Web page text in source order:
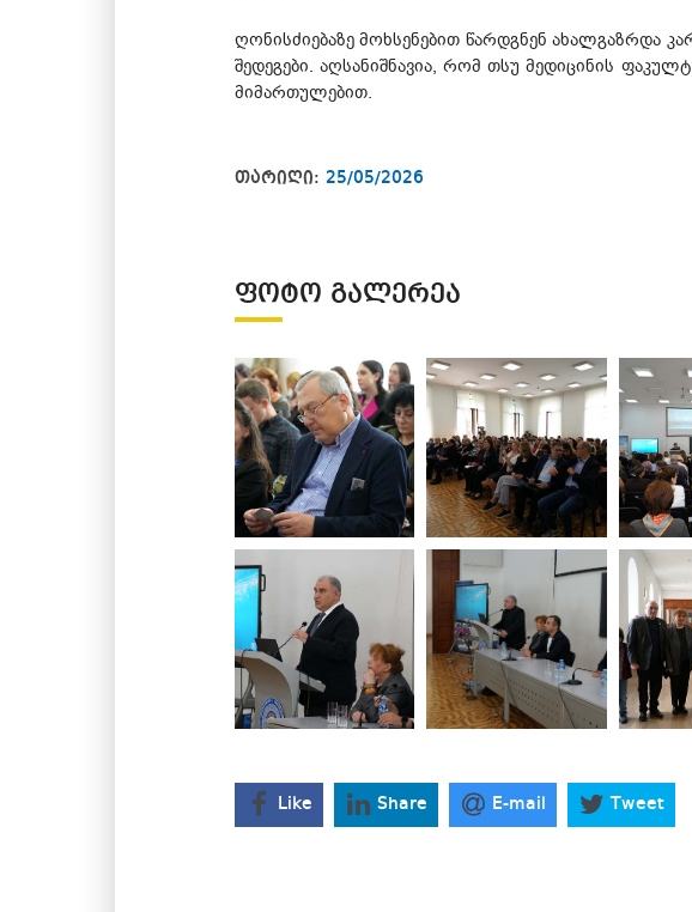
ღონისძიებაზე მოხსენებით წარდგნენ ახალგაზრდა
შედეგები. აღსანიშნავია, რომ თსუ მედიცინის
მიმართულებით.
თარიღი: 25/05/2026
ᲤᲝᲢᲝ ᲒᲐᲚᲔᲠᲔᲐ
Like Share E-mail Tweet